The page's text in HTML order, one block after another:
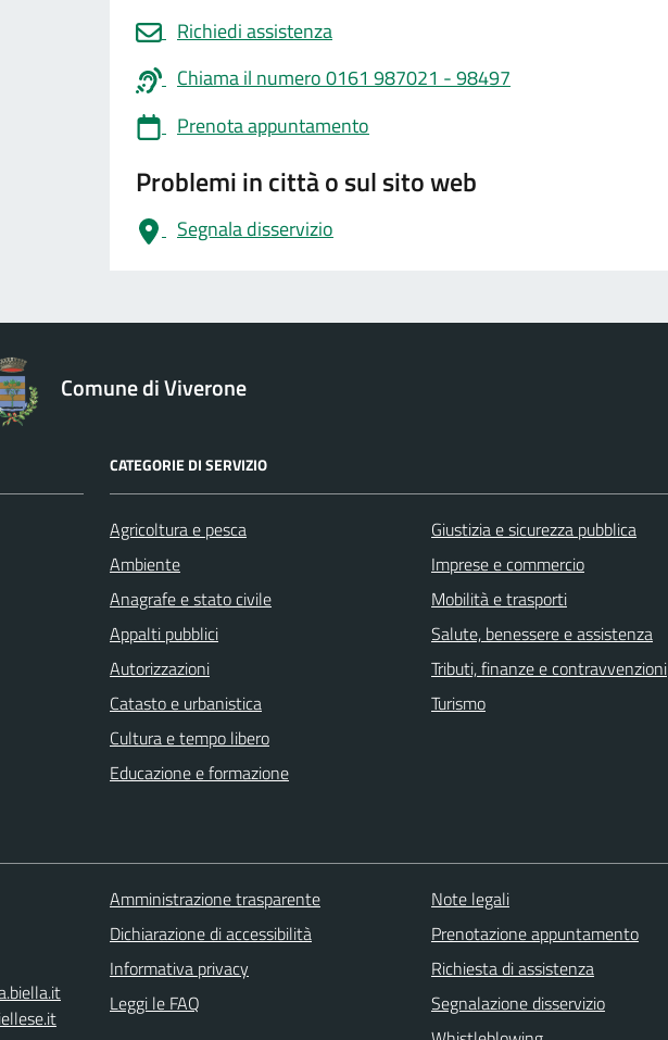
Richiedi assistenza
Chiama il numero 0161 987021 - 98497
Prenota appuntamento
Problemi in città o sul sito web
Segnala disservizio
Comune di Viverone
CATEGORIE DI SERVIZIO
Agricoltura e pesca
Ambiente
Anagrafe e stato civile
Appalti pubblici
Autorizzazioni
Catasto e urbanistica
Cultura e tempo libero
Educazione e formazione
Giustizia e sicurezza pubblica
Imprese e commercio
Mobilità e trasporti
Salute, benessere e assistenza
Tributi, finanze e contravvenzioni
Turismo
Amministrazione trasparente
Dichiarazione di accessibilità
Informativa privacy
Leggi le FAQ
Note legali
Prenotazione appuntamento
Richiesta di assistenza
Segnalazione disservizio